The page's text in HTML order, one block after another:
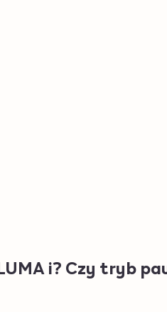
i? Czy tryb